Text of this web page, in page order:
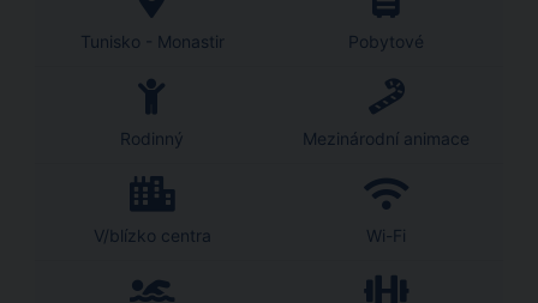
Tunisko - Monastir Pobytové
Rodinný Mezinárodní animace
V/blízko centra Wi-Fi